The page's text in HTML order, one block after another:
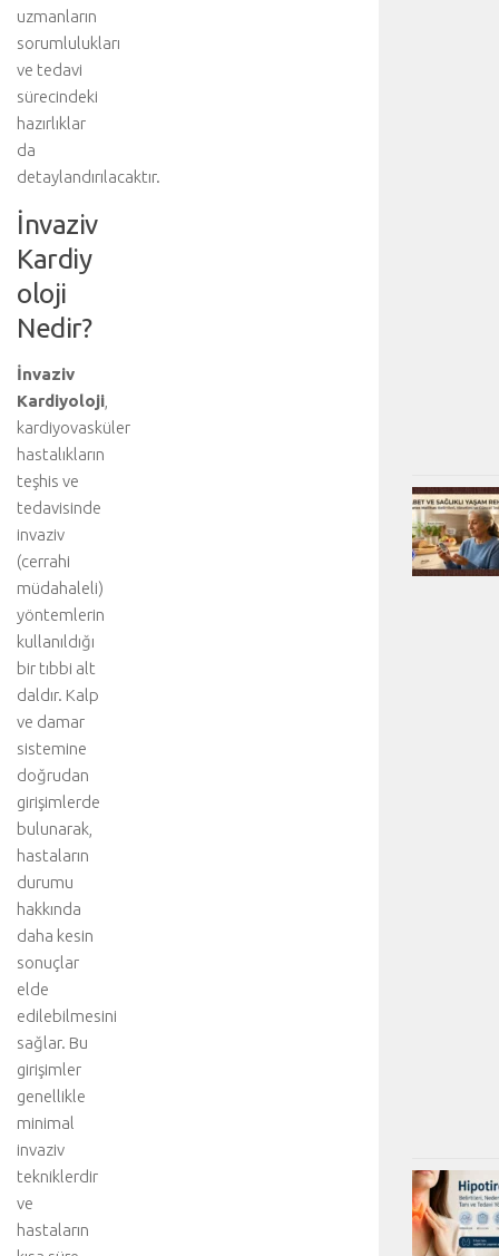
uzmanların
sorumlulukları
ve tedavi
sürecindeki
hazırlıklar
da
detaylandırılacaktır.
İnvaziv
Kardiy
oloji
Nedir?
İnvaziv
Kardiyoloji
kardiyovasküler
hastalıkların
teşhis ve
tedavisinde
invaziv
(cerrahi
müdahaleli)
yöntemlerin
kullanıldığı
bir tıbbi alt
daldır. Kalp
ve damar
sistemine
doğrudan
girişimlerde
bulunarak,
hastaların
durumu
hakkında
daha kesin
sonuçlar
elde
edilebilmesini
sağlar. Bu
girişimler
genellikle
minimal
invaziv
tekniklerdir
ve
hastaların